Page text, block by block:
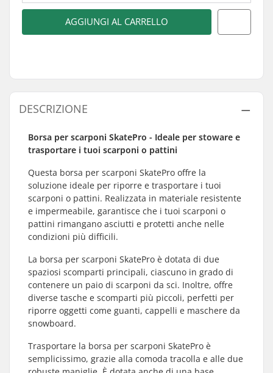
AGGIUNGI AL CARRELLO
DESCRIZIONE
Borsa per scarponi SkatePro - Ideale per stoware e
trasportare i tuoi scarponi o pattini
Questa borsa per scarponi SkatePro offre la
soluzione ideale per riporre e trasportare i tuoi
scarponi o pattini. Realizzata in materiale resistente
e impermeabile, garantisce che i tuoi scarponi o
pattini rimangano asciutti e protetti anche nelle
condizioni più difficili.
La borsa per scarponi SkatePro è dotata di due
spaziosi scomparti principali, ciascuno in grado di
contenere un paio di scarponi da sci. Inoltre, offre
diverse tasche e scomparti più piccoli, perfetti per
riporre oggetti come guanti, cappelli e maschere da
snowboard.
Trasportare la borsa per scarponi SkatePro è
semplicissimo, grazie alla comoda tracolla e alle due